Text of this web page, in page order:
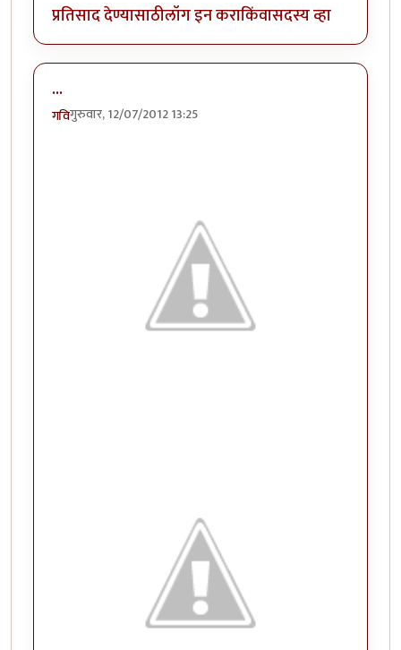
प्रतिसाद देण्यासाठीलॉग इन कराकिंवासदस्य व्हा
...
गविगुरुवार, 12/07/2012 13:25